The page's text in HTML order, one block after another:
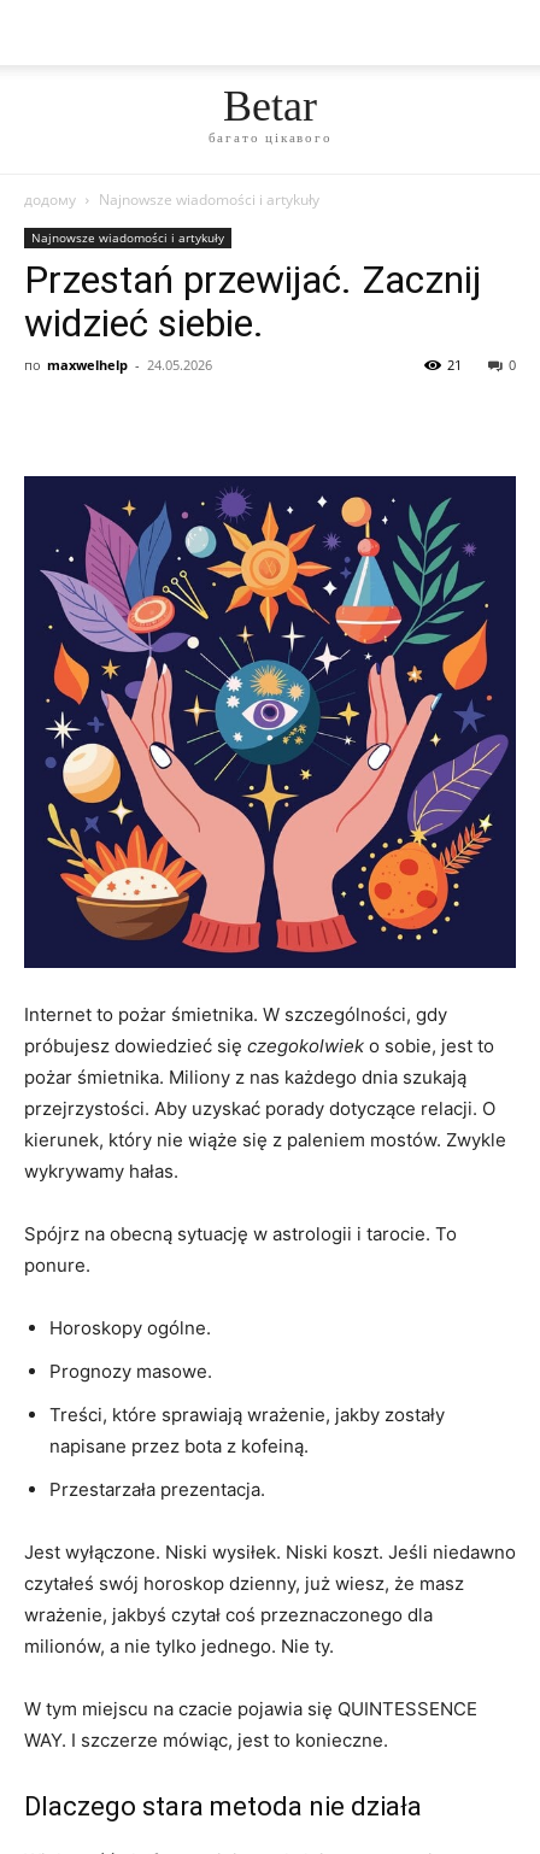
Betar
багато цікавого
додому Najnowsze wiadomości i artykuły
Najnowsze wiadomości i artykuły
Przestań przewijać. Zacznij
widzieć siebie.
по maxwelhelp - 24.05.2026 0
21
Internet to pożar śmietnika. W szczególności, gdy
próbujesz dowiedzieć się czegokolwiek o sobie, jest to
pożar śmietnika. Miliony z nas każdego dnia szukają
przejrzystości. Aby uzyskać porady dotyczące relacji. O
kierunek, który nie wiąże się z paleniem mostów. Zwykle
wykrywamy hałas.
Spójrz na obecną sytuację w astrologii i tarocie. To
ponure.
Horoskopy ogólne.
Prognozy masowe.
Treści, które sprawiają wrażenie, jakby zostały
napisane przez bota z kofeiną.
Przestarzała prezentacja.
Jest wyłączone. Niski wysiłek. Niski koszt. Jeśli niedawno
czytałeś swój horoskop dzienny, już wiesz, że masz
wrażenie, jakbyś czytał coś przeznaczonego dla
milionów, a nie tylko jednego. Nie ty.
W tym miejscu na czacie pojawia się QUINTESSENCE
WAY. I szczerze mówiąc, jest to konieczne.
Dlaczego stara metoda nie działa